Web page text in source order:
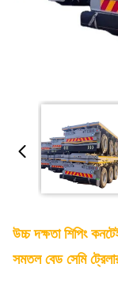
উচ্চ দক্ষতা শিপিং
সমতল বেড সেমি